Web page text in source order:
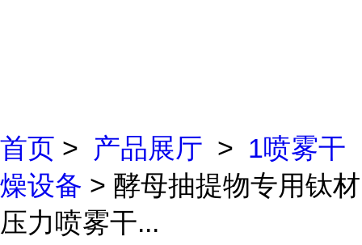
首页 > 产品展厅 > 1喷雾干
燥设备 > 酵母抽提物专用钛材
压力喷雾干...